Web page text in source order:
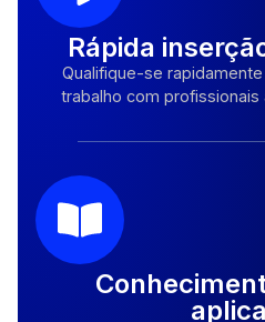
Rápida
Qualifique-se
trabalho com